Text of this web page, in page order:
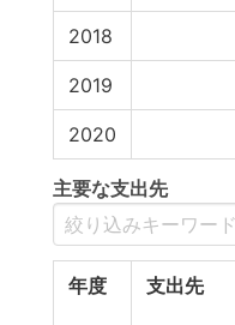
2018
2019
2020
主要な支出先
年度 支出先